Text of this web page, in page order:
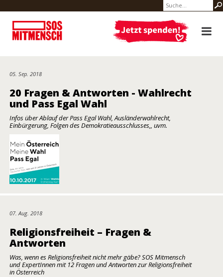
05. Sep. 2018
20 Fragen & Antworten - Wahlrecht
und Pass Egal Wahl
Infos über Ablauf der Pass Egal Wahl, Ausländerwahlrecht,
Einbürgerung, Folgen des Demokratieausschlusses,, uvm.
07. Aug. 2018
Religionsfreiheit – Fragen &
Antworten
Was, wenn es Religionsfreiheit nicht mehr gäbe? SOS Mitmensch
und ExpertInnen mit 12 Fragen und Antworten zur Religionsfreiheit
in Österreich